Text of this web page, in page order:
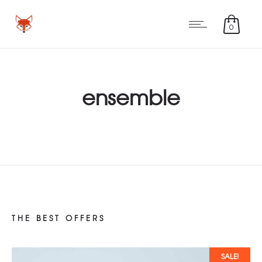
0
ensemble
THE BEST OFFERS
SALE!